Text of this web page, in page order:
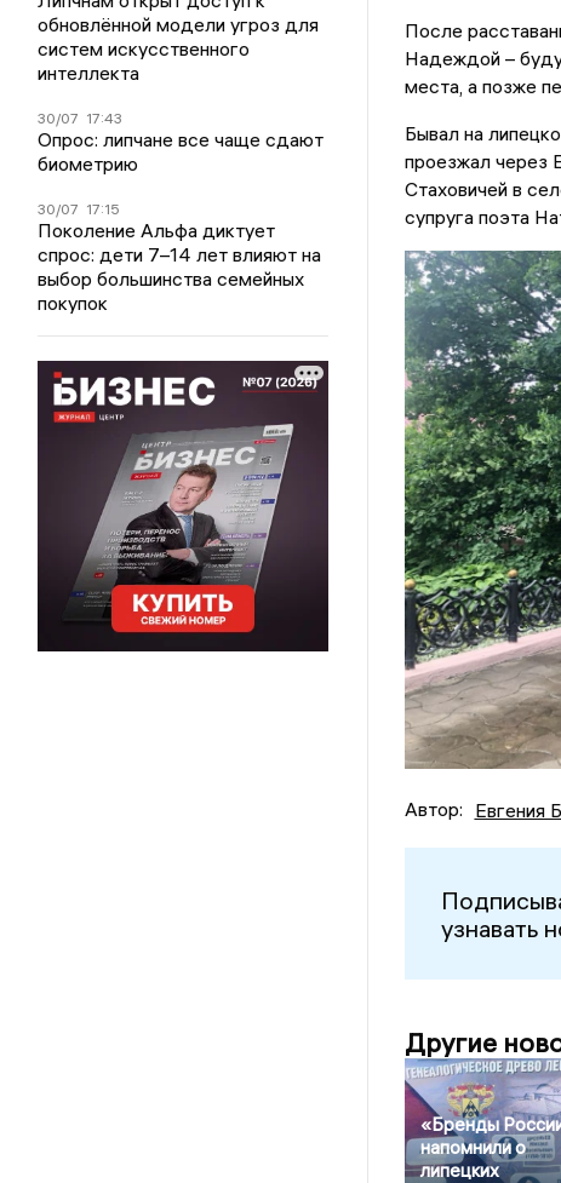
обновлённой модели угроз для
систем искусственного
интеллекта
30/07 17:43
Опрос: липчане все чаще сдают
биометрию
30/07 17:15
Поколение Альфа диктует
спрос: дети 7–14 лет влияют на
выбор большинства семейных
покупок
После
Надеждой –
места, а позже
Бывал на
проезжал через
Стаховичей в
супруга поэта
Автор: Евгения
узнавать
Другие
«Бренды
напомнили о
липецких